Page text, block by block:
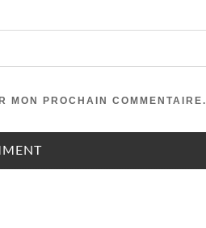
MON PROCHAIN COMMENTAIRE.